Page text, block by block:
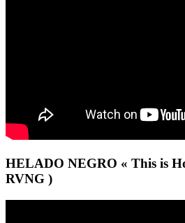
HELADO NEGRO « This is
RVNG )